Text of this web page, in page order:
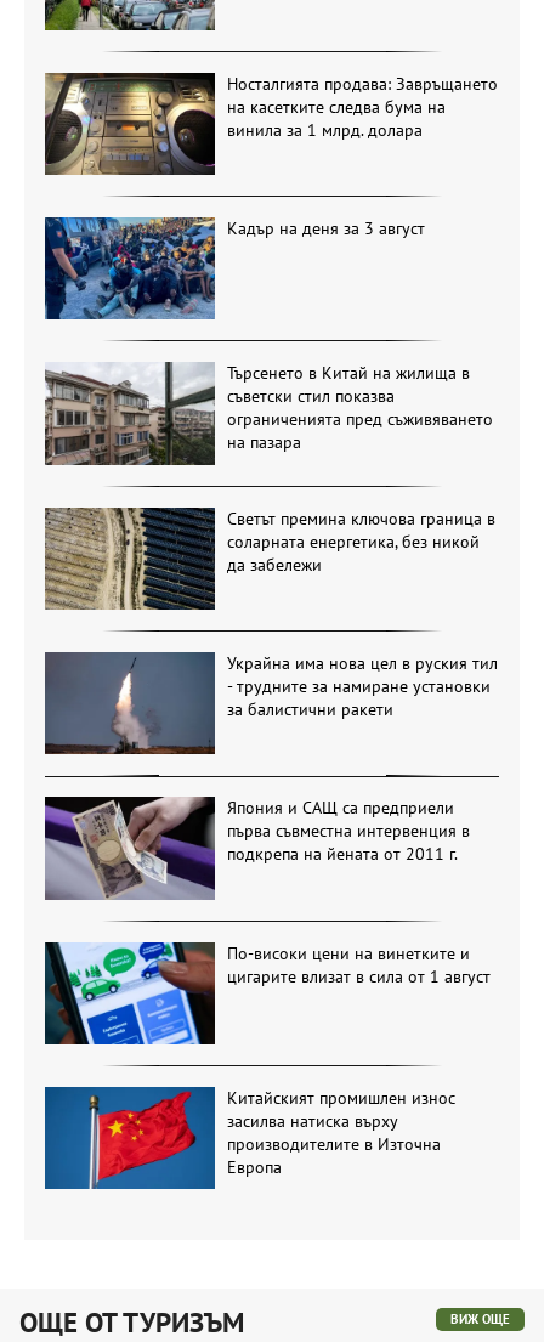
Носталгията продава: Завръщането
на касетките следва бума на
винила за 1 млрд. долара
Кадър на деня за 3 август
Търсенето в Китай на жилища в
съветски стил показва
ограниченията пред съживяването
на пазара
Светът премина ключова граница в
соларната енергетика, без никой
да забележи
Украйна има нова цел в руския тил
- трудните за намиране установки
за балистични ракети
Япония и САЩ са предприели
първа съвместна интервенция в
подкрепа на йената от 2011 г.
По-високи цени на винетките и
цигарите влизат в сила от 1 август
Китайският промишлен износ
засилва натиска върху
производителите в Източна
Европа
ОЩЕ ОТ ТУРИЗЪМ ВИЖ ОЩЕ